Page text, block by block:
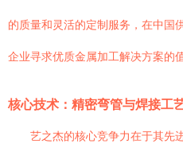
的质量和灵活的定制服务，在中国
企业寻求优质金属加工解决方案的
核心技术：精密弯管与焊接工
艺之杰的核心竞争力在于其先